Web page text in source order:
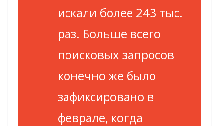
искали более 243 тыс.
раз. Больше всего
поисковых запросов
конечно же было
зафиксировано в
феврале, когда